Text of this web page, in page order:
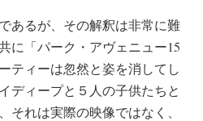
あるが、その解釈は非常に難
に「パーク・アヴェニュー15
ティーは忽然と姿を消してし
ディープと５人の子供たちと
それは実際の映像ではなく、